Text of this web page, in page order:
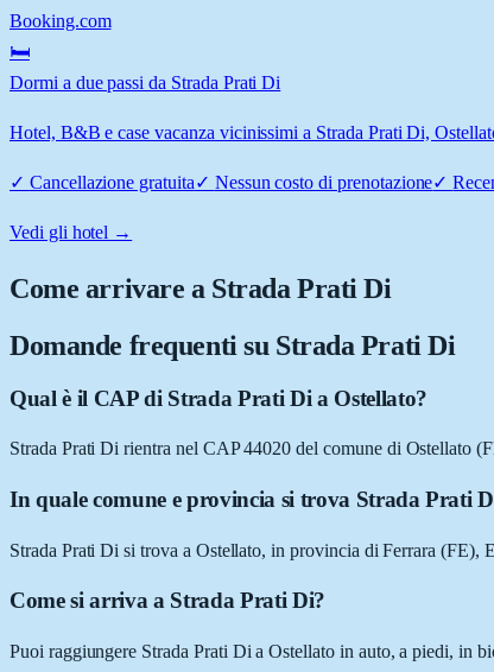
Booking.com
🛏️
Dormi a due passi da Strada Prati Di
Hotel, B&B e case vacanza vicinissimi a Strada Prati Di,
✓ Cancellazione gratuita✓ Nessun costo di prenotazione✓
Vedi gli hotel →
Come arrivare a Strada Prati Di
Domande frequenti su Strada Prati Di
Qual è il CAP di Strada Prati Di a Ostellato?
Strada Prati Di rientra nel CAP 44020 del comune di Ostellato
In quale comune e provincia si trova Strada Prati
Strada Prati Di si trova a Ostellato, in provincia di Ferrara (FE),
Come si arriva a Strada Prati Di?
Puoi raggiungere Strada Prati Di a Ostellato in auto, a piedi, in